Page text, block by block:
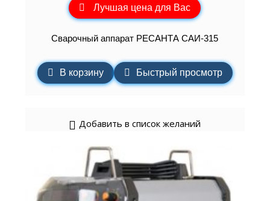
Лучшая цена для Вас
Сварочный аппарат РЕСАНТА САИ-315
В корзину Быстрый просмотр
Добавить в список желаний